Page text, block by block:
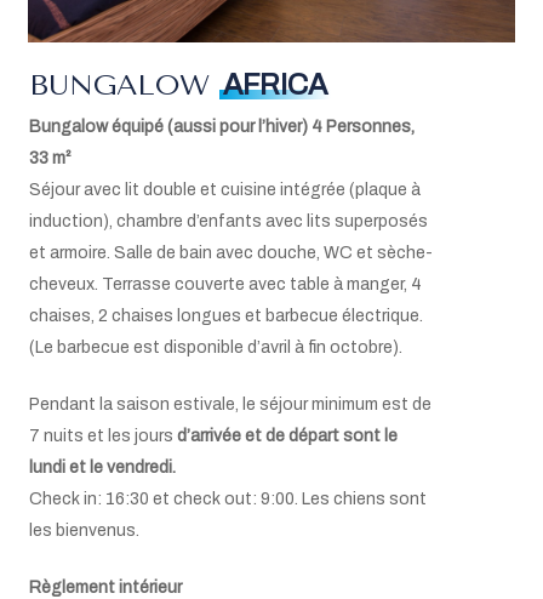
BUNGALOW AFRICA
Bungalow équipé (aussi pour l’hiver) 4 Personnes,
33 m²
Séjour avec lit double et cuisine intégrée (plaque à
induction), chambre d’enfants avec lits superposés
et armoire. Salle de bain avec douche, WC et sèche-
cheveux. Terrasse couverte avec table à manger, 4
chaises, 2 chaises longues et barbecue électrique.
(Le barbecue est disponible d’avril à fin octobre).
Pendant la saison estivale, le séjour minimum est de
7 nuits et les jours d’arrivée et de départ sont le
lundi et le vendredi.
Check in: 16:30 et check out: 9:00. Les chiens sont
les bienvenus.
Règlement intérieur